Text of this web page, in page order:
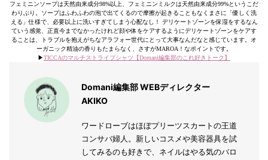
フェミニンソープは天然由来成分98%以上、フェミニンミルクは天然由来成分99%というこだ
わりぶり。ソープはふわふわの泡で出てくるので摩擦が起きることもなくまさに「優しく洗
える」仕様で、必要以上に洗いすぎてしまう心配なし！ デリケートゾーンを保湿をするなん
ていう感覚、正直今までなかったけれど顔や体をケアするようにデリケートゾーンをケアす
ることは、トラブルを抱えがちなアラフォー世代にとって大事なんだなと感じています。オ
ーガニック精油の香りもたまらなく、さすがMAROA！なポイントです。
▶︎TICCAのマルチストライプシャツ【Domani編集部のこれ好きトーク】
Domani編集部 WEBディレクター
AKIKO
ワードローブはほぼプリーツスカートの王道
コンサバ婦人。新しいコスメや美容器具を試
してみるのも好きで、ネイルはやる気のバロ